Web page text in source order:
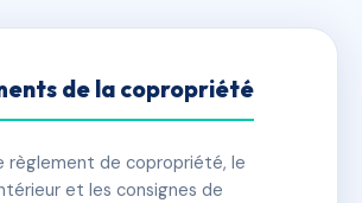
Tromartin
🏠 62 lots 🏗 29 bâtiment(s)
de la copropriété
règlement de copropriété, le
et les consignes de